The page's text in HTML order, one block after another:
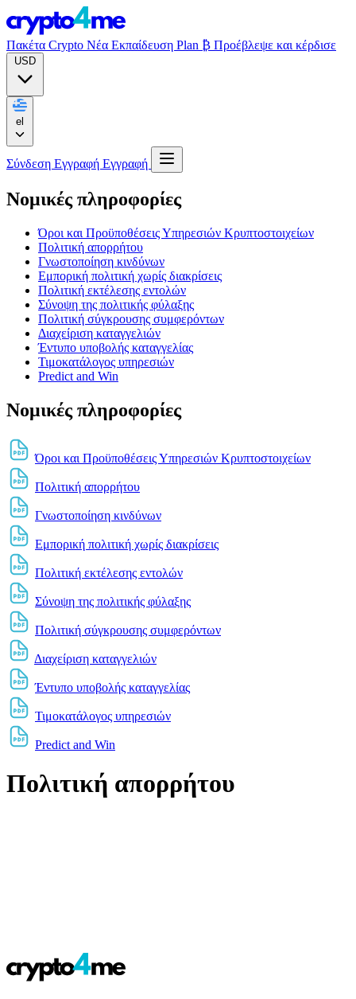
Πακέτα Crypto Νέα Εκπαίδευση Plan ₿ Προέβλεψε και κέρδισε
Σύνδεση Εγγραφή Εγγραφή
Νομικές πληροφορίες
Όροι και Προϋποθέσεις Υπηρεσιών Κρυπτοστοιχείων
Πολιτική απορρήτου
Γνωστοποίηση κινδύνων
Εμπορική πολιτική χωρίς διακρίσεις
Πολιτική εκτέλεσης εντολών
Σύνοψη της πολιτικής φύλαξης
Πολιτική σύγκρουσης συμφερόντων
Διαχείριση καταγγελιών
Έντυπο υποβολής καταγγελίας
Τιμοκατάλογος υπηρεσιών
Predict and Win
Νομικές πληροφορίες
Όροι και Προϋποθέσεις Υπηρεσιών Κρυπτοστοιχείων
Πολιτική απορρήτου
Γνωστοποίηση κινδύνων
Εμπορική πολιτική χωρίς διακρίσεις
Πολιτική εκτέλεσης εντολών
Σύνοψη της πολιτικής φύλαξης
Πολιτική σύγκρουσης συμφερόντων
Διαχείριση καταγγελιών
Έντυπο υποβολής καταγγελίας
Τιμοκατάλογος υπηρεσιών
Predict and Win
Πολιτική απορρήτου